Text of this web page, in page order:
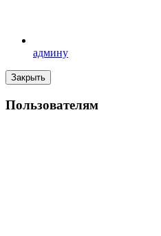
админу
Закрыть
Пользователям